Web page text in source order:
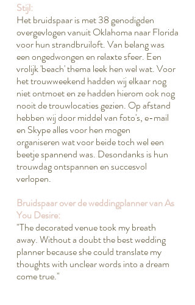
Stijl:
Het bruidspaar is met 38 genodigden
overgevlogen vanuit Oklahoma naar Florida
voor hun strandbruiloft. Van belang was
een ongedwongen en relaxte sfeer. Een
vrolijk 'beach' thema leek hen wel wat. Voor
het trouwweekend hadden wij elkaar nog
niet ontmoet en ze hadden hierom ook nog
nooit de trouwlocaties gezien. Op afstand
hebben wij door middel van foto's, e-mail
en Skype alles voor hen mogen
organiseren wat voor beide toch wel een
beetje spannend was. Desondanks is hun
trouwdag ontspannen en succesvol
verlopen.
Bruidspaar over de weddingplanner van As
You Desire:
"The decorated venue took my breath
away. Without a doubt the best wedding
planner because she could translate my
thoughts with unclear words into a dream
come true."